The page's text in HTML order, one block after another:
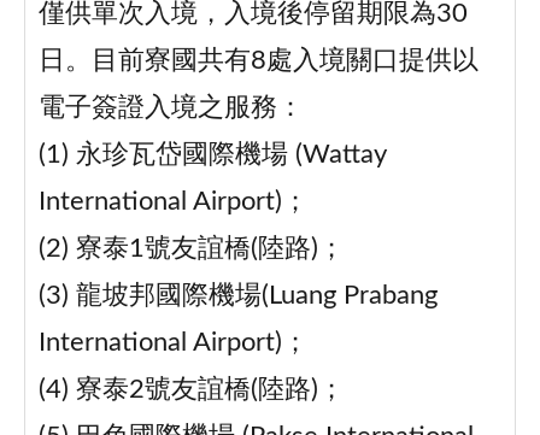
僅供單次入境，入境後停留期限為30
日。目前寮國共有8處入境關口提供以
電子簽證入境之服務：
(1) 永珍瓦岱國際機場 (Wattay
International Airport)；
(2) 寮泰1號友誼橋(陸路)；
(3) 龍坡邦國際機場(Luang Prabang
International Airport)；
(4) 寮泰2號友誼橋(陸路)；